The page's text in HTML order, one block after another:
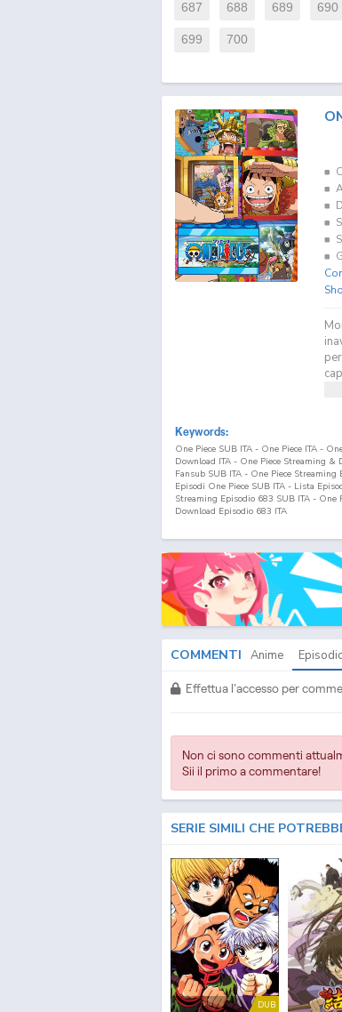
687 688 689 690
699 700
Keywords:
One Piece SUB ITA - One Piece ITA -
Download ITA - One Piece Streaming &
Fansub SUB ITA - One Piece
Episodi One Piece SUB ITA - Lista
Streaming Episodio 683 SUB ITA - One
Download Episodio 683 ITA
COMMENTI Anime
Effettua l'accesso per
Non ci sono commenti
Sii il primo a commentare!
SERIE SIMILI CHE
DUB